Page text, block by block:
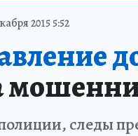
ХАБАРОВСКОМУ КРАЮ
НОВАЯ СТРАТЕГИЯ ИТОГИ
НА СЕБЕ
2015 5:52
следы